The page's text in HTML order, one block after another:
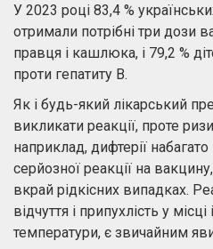
У 2023 році 83,4 %
отримали потрібні три дози
правця і кашлюка, і 79,2 %
проти гепатиту В.
Як і будь-який лікарський
викликати реакції, проте
наприклад, дифтерії
серйозної реакції на
вкрай рідкісних випадках.
відчуття і припухлість у
температури, є звичайним